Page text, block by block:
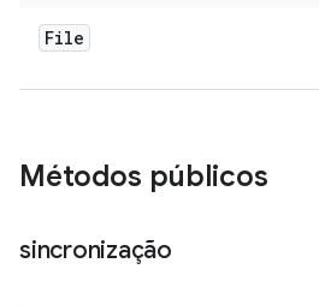
File
Métodos públicos
sincronização